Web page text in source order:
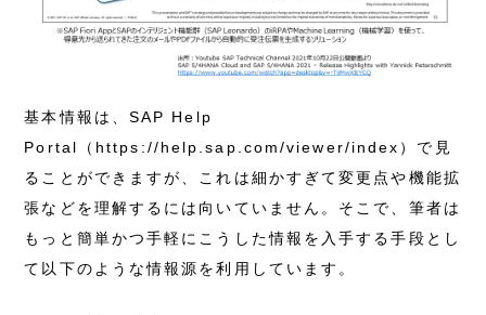
基本情報は、SAP Help
Portal（https://help.sap.com/viewer/index）で見
ることができますが、これは細かすぎて変更点や機能拡
張などを理解するには向いていません。そこで、筆者は
もっと簡単かつ手軽にこうした情報を入手する手段とし
て以下のような情報源を利用しています。